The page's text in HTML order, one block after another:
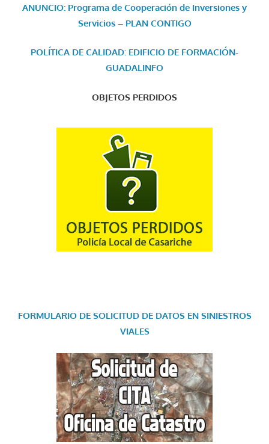
ANUNCIO: Programa de Cooperación de Inversiones y
Servicios – PLAN CONTIGO
POLÍTICA DE CALIDAD: EDIFICIO DE FORMACIÓN-
GUADALINFO
OBJETOS PERDIDOS
FORMULARIO DE SOLICITUD DE DATOS EN SINIESTROS
VIALES